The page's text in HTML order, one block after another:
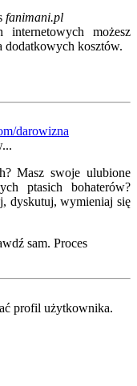
fanimani.pl
możesz
dodatkowych kosztów.
darowizna
Masz swoje ulubione
ptasich bohaterów?
dyskutuj, wymieniaj się
sam. Proces
profil użytkownika.